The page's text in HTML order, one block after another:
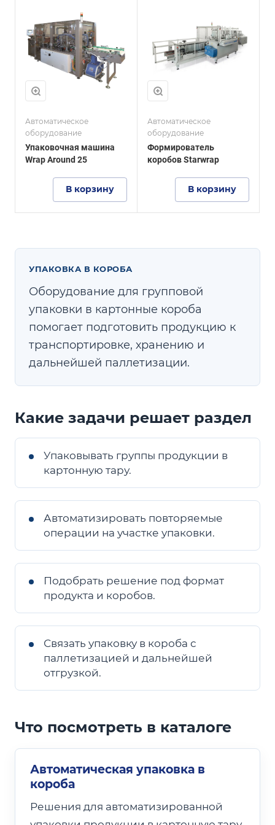
Автоматическое
оборудование
Упаковочная машина
Wrap Around 25
В корзину
R25: до 25 уп/мин,
R35: до 35 уп/мин
Тип готовой
упаковки
Картонный
Автоматическое
оборудование
Формирователь
коробов Starwrap
В корзину
УПАКОВКА В КОРОБА
Оборудование для групповой
упаковки в картонные короба
помогает подготовить продукцию к
транспортировке, хранению и
дальнейшей паллетизации.
Какие задачи решает раздел
Упаковывать группы продукции в
картонную тару.
Автоматизировать повторяемые
операции на участке упаковки.
Подобрать решение под формат
продукта и коробов.
Связать упаковку в короба с
паллетизацией и дальнейшей
отгрузкой.
Что посмотреть в каталоге
Автоматическая упаковка в
короба
Решения для автоматизированной